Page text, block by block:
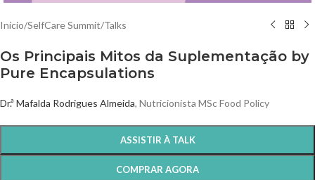
Início/SelfCare Summit/Talks
Os Principais Mitos da Suplementação by
Pure Encapsulations
Dr.ª Mafalda Rodrigues Almeida, Nutricionista MSc Food Policy
ASSISTIR À TALK
COMPRAR AGORA